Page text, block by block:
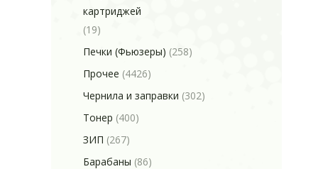
картриджей
(19)
Печки (Фьюзеры) (258)
Прочее (4426)
Чернила и заправки (302)
Тонер (400)
ЗИП (267)
Барабаны (86)